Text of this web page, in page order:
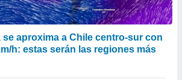
se aproxima a Chile centro-sur con
h: estas serán las regiones más